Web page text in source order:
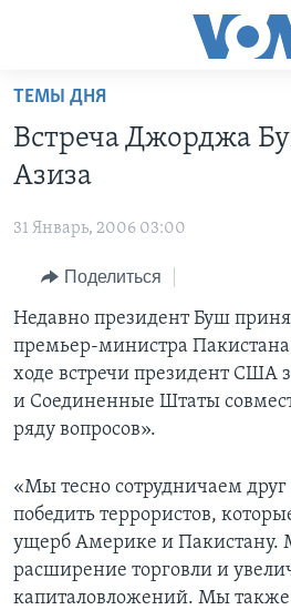
Перейти
основной
контент
навигации
Перейти
поиск
ПРОГРАММЫ
НОВОСТИ ЗА МИНУТУ
ИТОГИ
ПОЧЕМУ ЭТО ВАЖНО?
ДИСКУССИЯ VOA
ДЕТАЛИ
НЬЮ-ЙОРК NEW YORK
АМЕРИКА. БОЛЬШОЕ
УЧИМ АНГЛИЙСКИЙ
НАША АМЕРИКАНСКАЯ ИСТОРИЯ
А КАК В АМЕРИКЕ?
АРТЕФАКТЫ
АМЕРИКАНСКИЕ ГОРОДКИ
ТЕСТЫ
ЭКСПЕРТИЗА
ИНТЕРВЬЮ
ФАКТЫ ПРОТИВ ФЕЙКОВ
ЗА СВОБОДУ ПРЕССЫ
УЧИМ АНГЛИЙСКИЙ
ВИДЕО
ПОДПИСКА НА НОВОСТИ
Learning English
СОЦИАЛЬНЫЕ СЕТИ
ТЕМЫ ДНЯ
Встреча Джорджа
Азиза
31 Январь, 2006 03:00
Поделиться
Недавно президент Буш
премьер-министра
ходе встречи президент США
и Соединенные Штаты
ряду вопросов».
«Мы тесно сотрудничаем друг
победить террористов,
ущерб Америке и Пакистану.
расширение торговли и
капиталовложений. Мы также